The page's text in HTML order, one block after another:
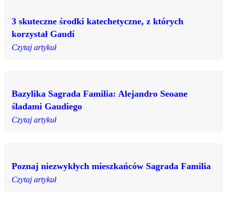
3 skuteczne środki katechetyczne, z których
korzystał Gaudí
Czytaj artykuł
Bazylika Sagrada Familia: Alejandro Seoane
śladami Gaudiego
Czytaj artykuł
Poznaj niezwykłych mieszkańców Sagrada Familia
Czytaj artykuł